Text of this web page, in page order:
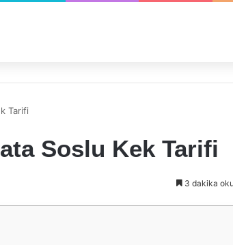
Tarifi
Soslu Kek Tarifi
3 dakika